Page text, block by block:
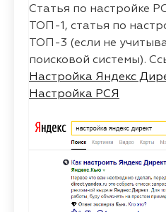
Статья по настройке
ТОП-1, статья по
ТОП-3 (если не
поисковой системы).
Настройка Яндекс
Настройка РСЯ